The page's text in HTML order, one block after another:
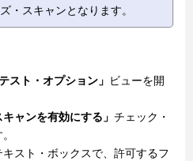
・スキャンとなります。
スト・オプション」 ビューを開
ャンを有効にする」 チェック・
キスト・ボックスで、許可するフ